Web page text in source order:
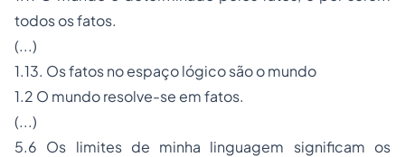
todos os fatos.
(...)
1.13. Os fatos no espaço lógico são o mundo
1.2 O mundo resolve-se em fatos.
(...)
5.6 Os limites de minha linguagem significam os